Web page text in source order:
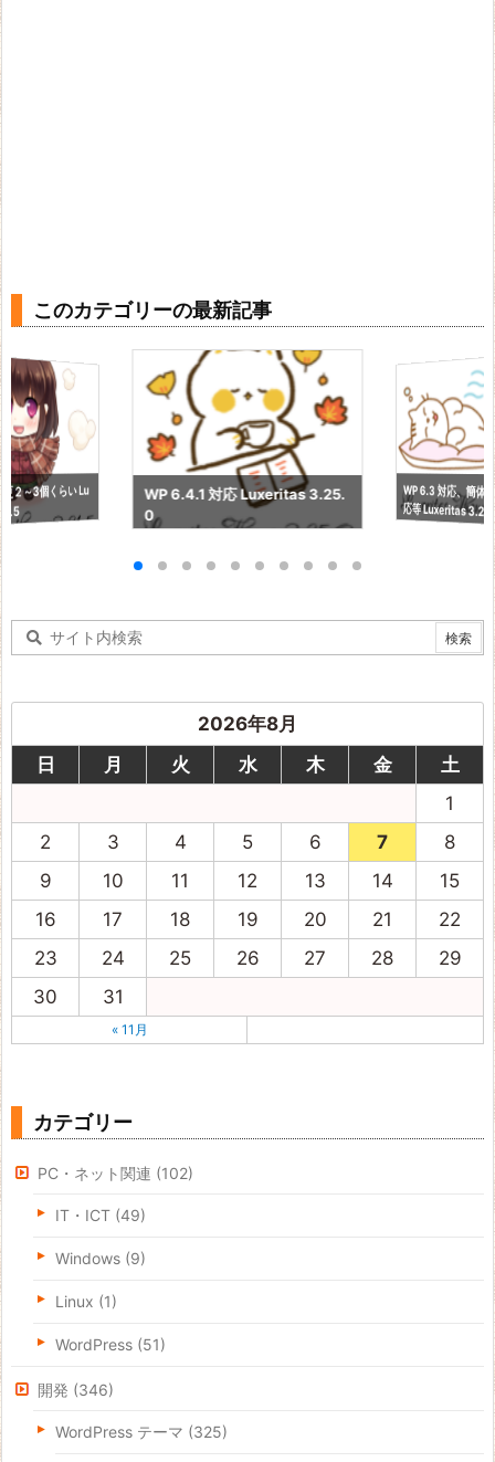
このカテゴリーの最新記事
２～3個くらい Lu
WP 6.4.1 対応 Luxeritas 3.25.
0
WP 6.3 対応、簡体
応等 Luxeritas
2026年8月
日
月 火 水 木 金
土
1
2
3 4 5 6 7
8
9
10 11 12 13 14
15
16
17 18 19 20 21
22
23
24 25 26 27 28
29
30
31
« 11月
カテゴリー
PC・ネット関連 (102)
IT・ICT (49)
Windows (9)
Linux (1)
WordPress (51)
開発 (346)
WordPress テーマ (325)